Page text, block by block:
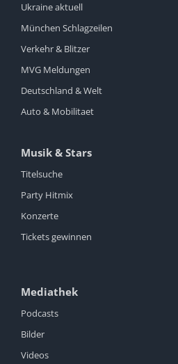
Ukraine aktuell
München Schlagzeilen
Verkehr & Blitzer
MVG Meldungen
Deutschland & Welt
Auto & Mobilitaet
Musik & Stars
Titelsuche
Party Hitmix
Konzerte
Tickets gewinnen
Mediathek
Podcasts
Bilder
Videos